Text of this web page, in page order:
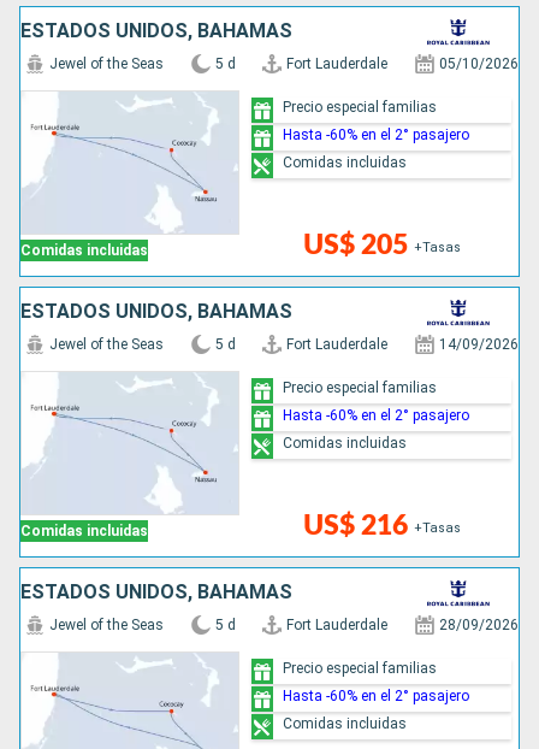
ESTADOS UNIDOS, BAHAMAS
Comidas incluidas
Jewel of the Seas 5 d Fort Lauderdale 05/10/2026
US$ 205 +Tasas
Precio especial familias
Hasta -60% en el 2° pasajero
Comidas incluidas
ESTADOS UNIDOS, BAHAMAS
Comidas incluidas
Jewel of the Seas 5 d Fort Lauderdale 14/09/2026
US$ 216 +Tasas
Precio especial familias
Hasta -60% en el 2° pasajero
Comidas incluidas
ESTADOS UNIDOS, BAHAMAS
Jewel of the Seas 5 d Fort Lauderdale 28/09/2026
Precio especial familias
Hasta -60% en el 2° pasajero
Comidas incluidas